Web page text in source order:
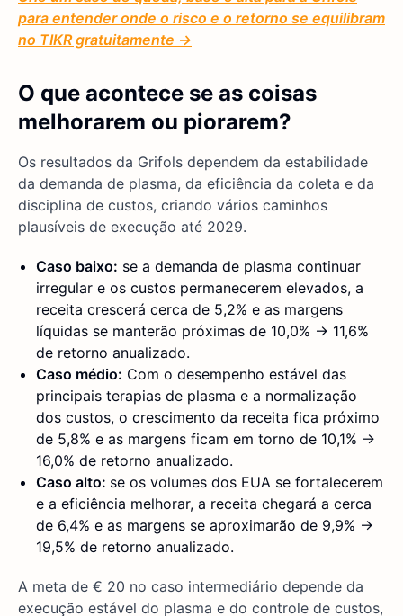
para entender onde o risco e o retorno se equilibram
no TIKR gratuitamente →
O que acontece se as coisas
melhorarem ou piorarem?
Os resultados da Grifols dependem da estabilidade
da demanda de plasma, da eficiência da coleta e da
disciplina de custos, criando vários caminhos
plausíveis de execução até 2029.
Caso baixo: se a demanda de plasma continuar
irregular e os custos permanecerem elevados, a
receita crescerá cerca de 5,2% e as margens
líquidas se manterão próximas de 10,0% → 11,6%
de retorno anualizado.
Caso médio: Com o desempenho estável das
principais terapias de plasma e a normalização
dos custos, o crescimento da receita fica próximo
de 5,8% e as margens ficam em torno de 10,1% →
16,0% de retorno anualizado.
Caso alto: se os volumes dos EUA se fortalecerem
e a eficiência melhorar, a receita chegará a cerca
de 6,4% e as margens se aproximarão de 9,9% →
19,5% de retorno anualizado.
A meta de € 20 no caso intermediário depende da
execução estável do plasma e do controle de custos,